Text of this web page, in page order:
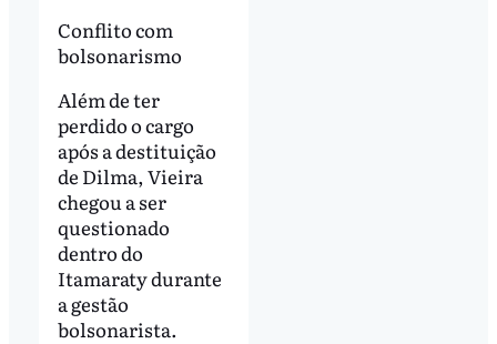
Conflito com
bolsonarismo
Além de ter
perdido o cargo
após a destituição
de Dilma, Vieira
chegou a ser
questionado
dentro do
Itamaraty durante
a gestão
bolsonarista.